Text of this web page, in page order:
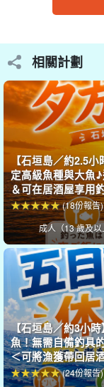
縣內的魚類
Gurukun 是沖繩縣
此有機會一次釣到許
Sabiki 釣魚是一種
後丟入海中即可，因
船舶。
相關計劃
【石垣島／約2.5
定高級魚種與大魚
＆可在居酒屋享用
成人（13 歲及
(18份報告)
【石垣島／約3小
魚！無需自備釣具
＜可將漁獲帶回居
(24份報告)